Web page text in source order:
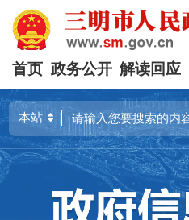
首页 政务公开 解读回应